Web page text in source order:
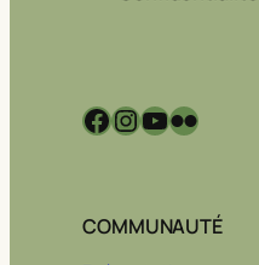
Facebook
Instagram
YouTube
Flickr
COMMUNAUTÉ